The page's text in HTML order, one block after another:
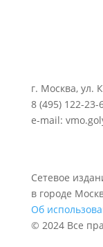
г. Москва, ул.
8 (495) 122-23-
e-mail:
Сетевое
в городе
Об
© 2024 Все